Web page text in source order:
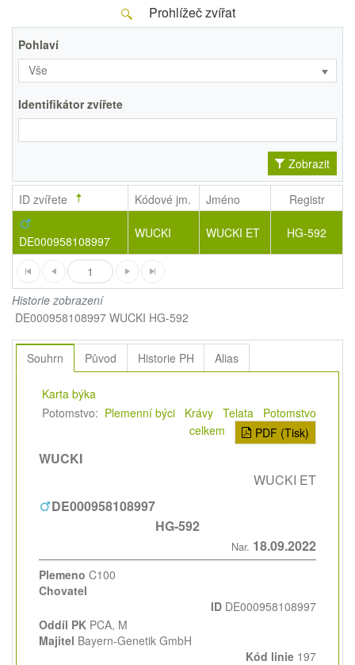
Prohlížeč zvířat
Pohlaví
Vše
Identifikátor zvířete
Zobrazit
ID zvířete Kódové jm. Jméno Registr
DE000958108997
WUCKI WUCKI ET HG-592
1
Historie zobrazení
DE000958108997 WUCKI HG-592
Souhrn Původ Historie PH Alias
Karta býka
Potomstvo: Plemenní býci Krávy Telata
Potomstvo
celkem
PDF (Tisk)
WUCKI
WUCKI ET
DE000958108997
HG-592
Nar. 18.09.2022
Plemeno C100
Chovatel
ID DE000958108997
Oddíl PKPCA, M
Majitel Bayern-Genetik GmbH
Kód linie 197